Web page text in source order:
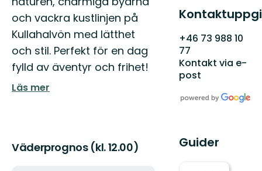
och vackra kustlinjen på
Kullahalvön med lätthet
och stil. Perfekt för en dag
fylld av äventyr och frihet!
Läs mer
Väderprognos (kl. 12.00)
+46 73 988 10
77
Kontakt via e-
post
Guider